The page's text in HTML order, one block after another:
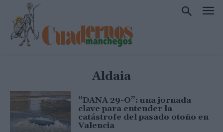
Aldaia
“DANA 29-O”: una jornada
clave para entender la
catástrofe del pasado otoño en
Valencia